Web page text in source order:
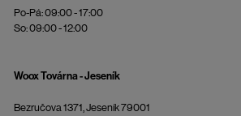
Po-Pá: 09:00 - 17:00
So: 09:00 - 12:00
Woox Továrna - Jeseník
Bezručova 1371, Jeseník 79001